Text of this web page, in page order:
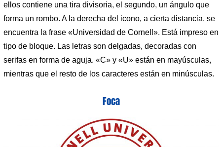
ellos contiene una tira divisoria, el segundo, un ángulo que
forma un rombo. A la derecha del icono, a cierta distancia, se
encuentra la frase «Universidad de Cornell». Está impreso en
tipo de bloque. Las letras son delgadas, decoradas con
serifas en forma de aguja. «C» y «U» están en mayúsculas,
mientras que el resto de los caracteres están en minúsculas.
Foca